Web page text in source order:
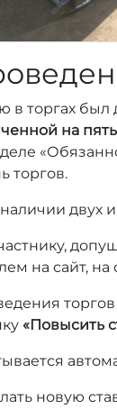
в торгах
на
торгов.
двух
на сайт, на
«Повысить
новую